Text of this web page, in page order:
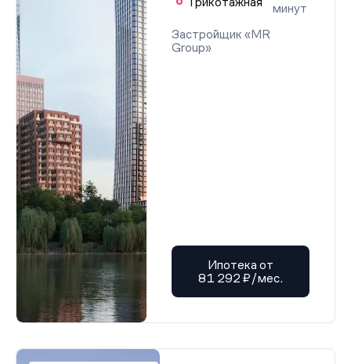
минут
Застройщик «MR
Group»
Ипотека от
81 292 ₽/мес.